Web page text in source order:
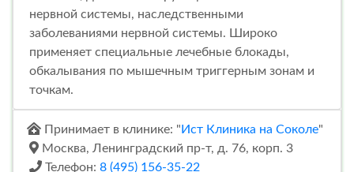
нервной системы, наследственными
заболеваниями нервной системы. Широко
применяет специальные лечебные блокады,
обкалывания по мышечным триггерным зонам и
точкам.
Принимает в клинике: " Ист Клиника на Соколе"
Москва, Ленинградский пр-т, д. 76, корп. 3
Телефон: 8 (495) 156-35-22